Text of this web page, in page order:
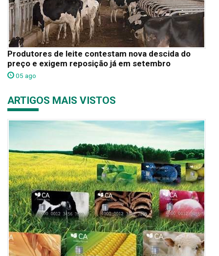
Produtores de leite contestam nova descida do
preço e exigem reposição já em setembro
05 ago
ARTIGOS MAIS VISTOS